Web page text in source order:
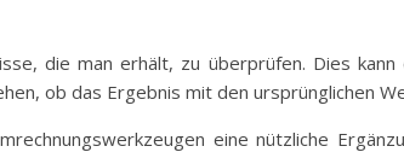
die man erhält, zu überprüfen. Dies
ob das Ergebnis mit den ursprünglichen
eine nützliche